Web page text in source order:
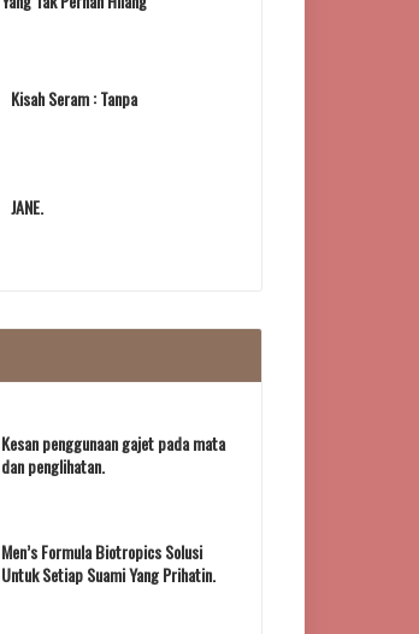
Kisah Seram : Tanpa
JANE.
Kesan penggunaan gajet pada mata
dan penglihatan.
Men’s Formula Biotropics Solusi
Untuk Setiap Suami Yang Prihatin.